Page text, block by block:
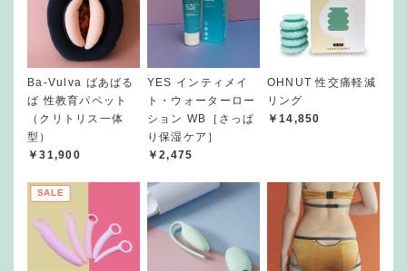
Ba-Vulva ばあばる
ば 性教育パペット
（クリトリス一体
型）
￥31,900
YES インティメイ
ト・ウォーターロー
ション WB［さっぱ
り保湿ケア］
￥2,475
OHNUT 性交痛軽減
リング
￥14,850
SALE